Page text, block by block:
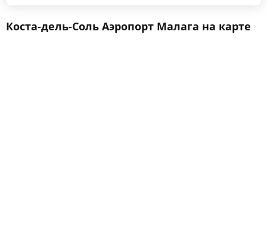
Коста-дель-Соль Аэропорт Малага на карте